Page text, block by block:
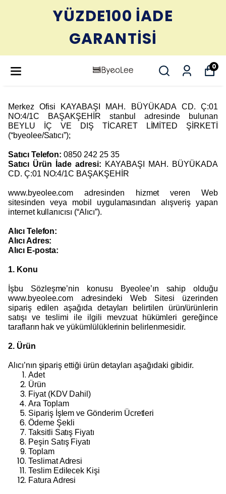
YÜZDE100 İADE
GARANTİSİ
0
Merkez Ofisi KAYABAŞI MAH. BÜYÜKADA CD. Ç:01
NO:4/1C BAŞAKŞEHİR stanbul adresinde bulunan
BEYLU İÇ VE DIŞ TİCARET LİMİTED ŞİRKETİ
(“byeolee/Satıcı”);
Satıcı Telefon: 0850 242 25 35
Satıcı Ürün İade adresi: KAYABAŞI MAH. BÜYÜKADA
CD. Ç:01 NO:4/1C BAŞAKŞEHİR
www.byeolee.com adresinden hizmet veren Web
sitesinden veya mobil uygulamasından alışveriş yapan
internet kullanıcısı (“Alıcı”).
Alıcı Telefon:
Alıcı Adres:
Alıcı E-posta:
1. Konu
İşbu Sözleşme’nin konusu Byeolee’ın sahip olduğu
www.byeolee.com adresindeki Web Sitesi üzerinden
sipariş edilen aşağıda detayları belirtilen ürün/ürünlerin
satışı ve teslimi ile ilgili mevzuat hükümleri gereğince
tarafların hak ve yükümlülüklerinin belirlenmesidir.
2. Ürün
Alıcı’nın şipariş ettiği ürün detayları aşağıdaki gibidir.
Adet
Ürün
Fiyat (KDV Dahil)
Ara Toplam
Sipariş İşlem ve Gönderim Ücretleri
Ödeme Şekli
Taksitli Satış Fiyatı
Peşin Satış Fiyatı
Toplam
Teslimat Adresi
Teslim Edilecek Kişi
Fatura Adresi